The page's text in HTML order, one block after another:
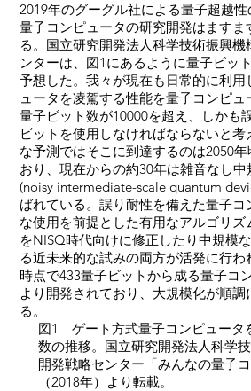
2019年のグーグル社による量子超越性
量子コンピュータの研究開発はますま
る。国立研究開発法人科学技術振興
ンターは、図1にあるように量子ビッ
予想した。我々が現在も日常的に利
ュータを凌駕する性能を量子コンピ
量子ビット数が10000を超え、しかも
ビットを使用しなければならないと考
な予測ではそこに到達するのは2050
おり、現在からの約30年は雑音なし中
(noisy intermediate-scale quantum
ばれている。誤り耐性を備えた量子コ
な使用を前提とした有用なアルゴリズ
をNISQ時代向けに修正したり中規模
る近未来的な試みの両方が活発に行わ
時点で433量子ビットから成る量子コ
より開発されており、大規模化が順調
る。
図1 ゲート方式量子コンピュータ
数の推移。国立研究開発法人科学
開発戦略センター「みんなの量子コ
（2018年）より転載。